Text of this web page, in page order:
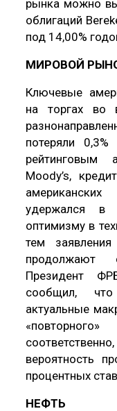
рынка можно
облигаций
под 14,00%
МИРОВОЙ
Ключевые
на торгах во
потеряли
рейтинговым
Moody’s,
удержался в
оптимизму в
тем заявления
продолжают
Президент
сообщил,
актуальные
вероятность
процентных
НЕФТЬ